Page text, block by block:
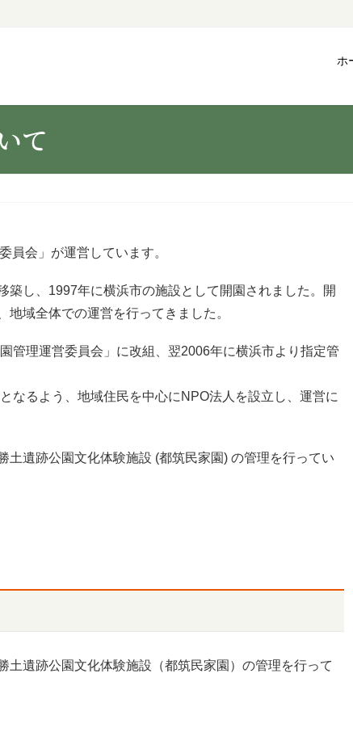
ホ
て
員会」が運営しています。
築し、1997年に横浜市の施設として開園されました。開
域全体での運営を行ってきました。
理運営委員会」に改組、翌2006年に横浜市より指定管
なるよう、地域住民を中心にNPO法人を設立し、運営に
土遺跡公園文化体験施設 (都筑民家園) の管理を行ってい
土遺跡公園文化体験施設（都筑民家園）の管理を行って